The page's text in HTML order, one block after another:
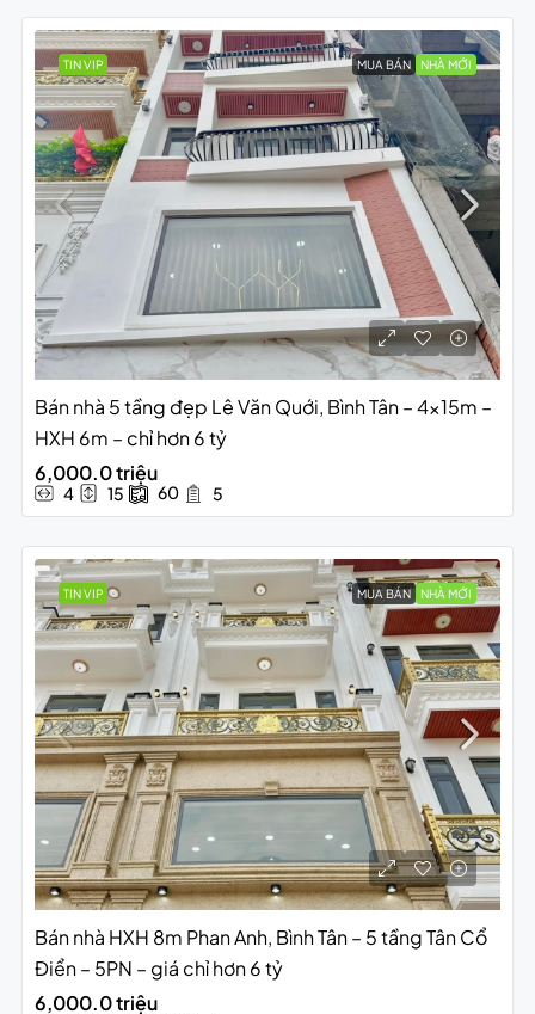
TIN VIP MUA BÁN NHÀ MỚI
Bán nhà 5 tầng đẹp Lê Văn Quới, Bình Tân – 4x15m –
HXH 6m – chỉ hơn 6 tỷ
6,000.0 triệu
4 15 60 5
TIN VIP MUA BÁN NHÀ MỚI
Bán nhà HXH 8m Phan Anh, Bình Tân – 5 tầng Tân Cổ
Điển – 5PN – giá chỉ hơn 6 tỷ
6,000.0 triệu